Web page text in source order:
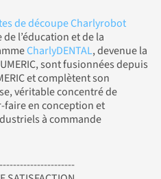
de découpe Charlyrobot
l’éducation et de la
CharlyDENTAL, devenue la
sont fusionnées depuis
et complètent son
véritable concentré de
en conception et
à commande